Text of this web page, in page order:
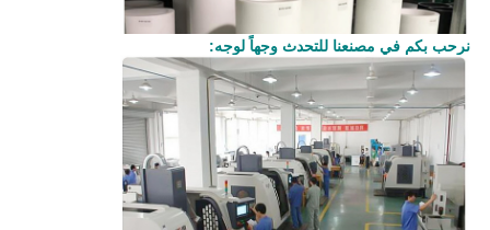
نرحب بكم في مصنعنا للتحدث وجهاً لوجه: